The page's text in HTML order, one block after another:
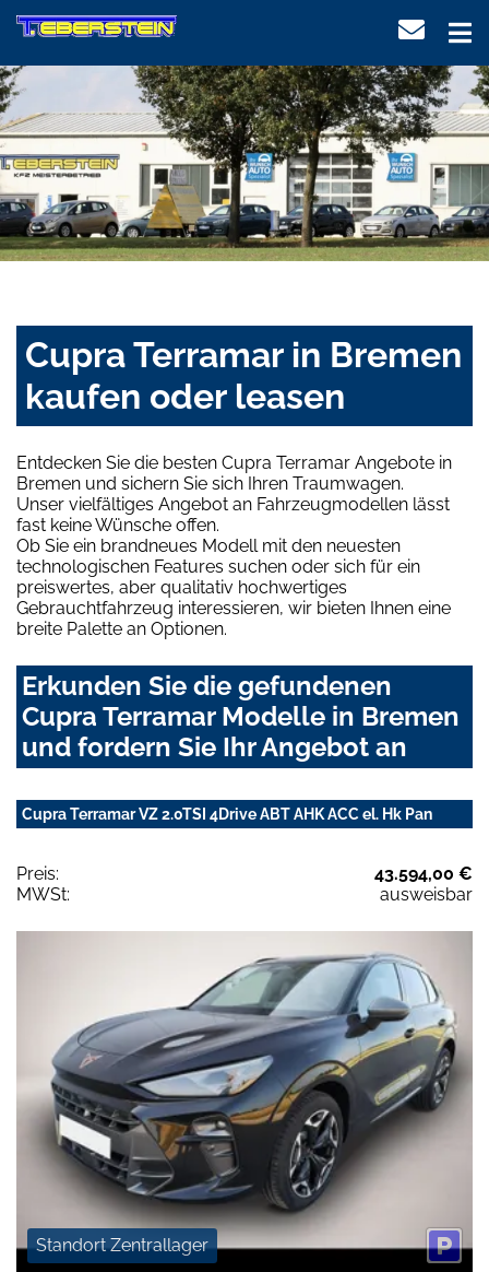
Cupra Terramar in Bremen
kaufen oder leasen
Entdecken Sie die besten Cupra Terramar Angebote in
Bremen und sichern Sie sich Ihren Traumwagen.
Unser vielfältiges Angebot an Fahrzeugmodellen lässt
fast keine Wünsche offen.
Ob Sie ein brandneues Modell mit den neuesten
technologischen Features suchen oder sich für ein
preiswertes, aber qualitativ hochwertiges
Gebrauchtfahrzeug interessieren, wir bieten Ihnen eine
breite Palette an Optionen.
Erkunden Sie die gefundenen
Cupra Terramar Modelle in Bremen
und fordern Sie Ihr Angebot an
Cupra Terramar VZ 2.0TSI 4Drive ABT AHK ACC el. Hk Pan
Preis:
43.594,00 €
MWSt:
ausweisbar
Standort Zentrallager